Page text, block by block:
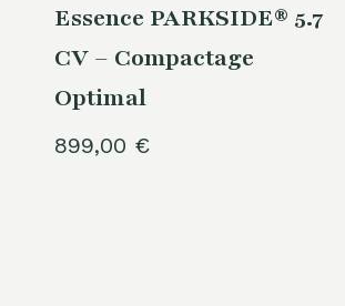
Essence PARKSIDE® 5.7
CV – Compactage
Optimal
899,00 €